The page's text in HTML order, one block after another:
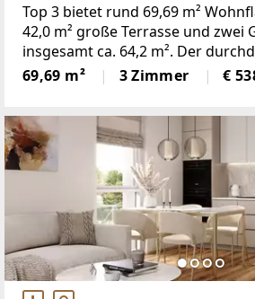
Top 3 bietet rund 69,69 m²
42,0 m² große Terrasse und zwei
insgesamt ca. 64,2 m². Der
umfasst drei Zimmer und
Wohnküche mit gut nutzbaren
69,69 m² 3 Zimmer €